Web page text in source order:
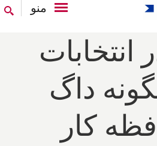
منو
انتخابات
داگ
کار